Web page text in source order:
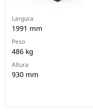
Largura
1991 mm
Peso
486 kg
Altura
930 mm